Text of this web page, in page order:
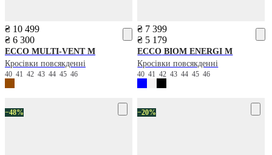
₴ 10 499
₴ 6 300
ECCO MULTI-VENT M
Кросівки повсякденні
40 41 42 43 44 45 46
₴ 7 399
₴ 5 179
ECCO BIOM ENERGI M
Кросівки повсякденні
40414243444546
−48% −20%